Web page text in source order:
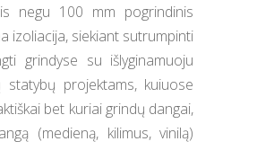
negu 100 mm pogrindinis
izoliacija, siekiant sutrumpinti
grindyse su išlyginamuoju
projektams, kuiuose
bet kuriai grindų dangai,
(medieną, kilimus, vinilą)